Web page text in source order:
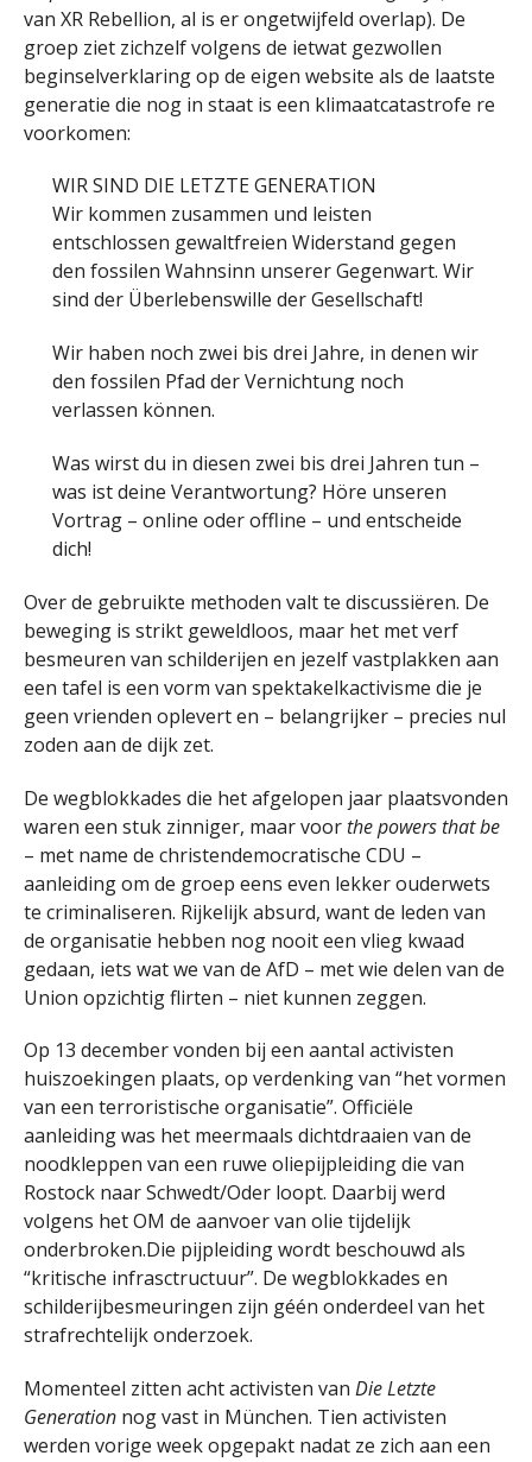
van XR Rebellion, al is er ongetwijfeld overlap). De
groep ziet zichzelf volgens de ietwat gezwollen
beginselverklaring op de eigen website als de laatste
generatie die nog in staat is een klimaatcatastrofe re
voorkomen:
WIR SIND DIE LETZTE GENERATION
Wir kommen zusammen und leisten
entschlossen gewaltfreien Widerstand gegen
den fossilen Wahnsinn unserer Gegenwart. Wir
sind der Überlebenswille der Gesellschaft!
Wir haben noch zwei bis drei Jahre, in denen wir
den fossilen Pfad der Vernichtung noch
verlassen können.
Was wirst du in diesen zwei bis drei Jahren tun –
was ist deine Verantwortung? Höre unseren
Vortrag – online oder offline – und entscheide
dich!
Over de gebruikte methoden valt te discussiëren. De
beweging is strikt geweldloos, maar het met verf
besmeuren van schilderijen en jezelf vastplakken aan
een tafel is een vorm van spektakelkactivisme die je
geen vrienden oplevert en – belangrijker – precies nul
zoden aan de dijk zet.
De wegblokkades die het afgelopen jaar plaatsvonden
waren een stuk zinniger, maar voorthe powers that be
– met name de christendemocratische CDU –
aanleiding om de groep eens even lekker ouderwets
te criminaliseren. Rijkelijk absurd, want de leden van
de organisatie hebben nog nooit een vlieg kwaad
gedaan, iets wat we van de AfD – met wie delen van de
Union opzichtig flirten – niet kunnen zeggen.
Op 13 december vonden bij een aantal activisten
huiszoekingen plaats, op verdenking van “het vormen
van een terroristische organisatie”. Officiële
aanleiding was het meermaals dichtdraaien van de
noodkleppen van een ruwe oliepijpleiding die van
Rostock naar Schwedt/Oder loopt. Daarbij werd
volgens het OM de aanvoer van olie tijdelijk
onderbroken.Die pijpleiding wordt beschouwd als
“kritische infrasctructuur”. De wegblokkades en
schilderijbesmeuringen zijn géén onderdeel van het
strafrechtelijk onderzoek.
Momenteel zitten acht activisten van Die Letzte
Generation nog vast in München. Tien activisten
werden vorige week opgepakt nadat ze zich aan een